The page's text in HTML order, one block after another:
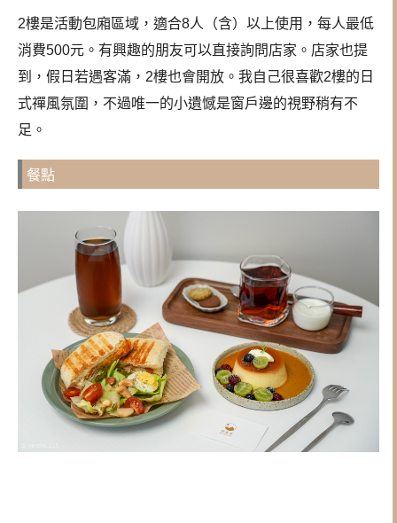
2樓是活動包廂區域，適合8人（含）以上使用，每人最低
消費500元。有興趣的朋友可以直接詢問店家。店家也提
到，假日若遇客滿，2樓也會開放。我自己很喜歡2樓的日
式禪風氛圍，不過唯一的小遺憾是窗戶邊的視野稍有不
足。
餐點